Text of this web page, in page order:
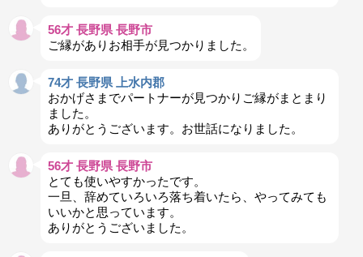
56才 長野県 長野市
ご縁がありお相手が見つかりました。
74才 長野県 上水内郡
おかげさまでパートナーが見つかりご縁がまとまり
ました。
ありがとうございます。お世話になりました。
56才 長野県 長野市
とても使いやすかったです。
一旦、辞めていろいろ落ち着いたら、やってみても
いいかと思っています。
ありがとうございました。